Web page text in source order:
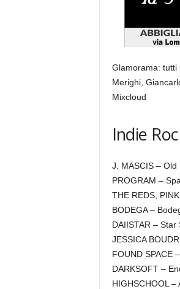
Glamorama: tutti
Merighi,
Mixcloud
Indie
J. MASCIS –
PROGRAM –
THE REDS,
BODEGA –
DAIISTAR –
JESSICA
FOUND SPACE
DARKSOFT –
HIGHSCHOOL –